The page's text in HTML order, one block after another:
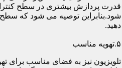
قدرت پردازش بیشتری در سطح
شود.بنابراین توصیه می شود که سطح
دهید.
۵.تهویه مناسب
تلویزیون نیز به فضای مناسب برای